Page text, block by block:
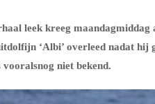
leek kreeg
‘Albi’ overleed nadat hij
vooralsnog niet bekend.